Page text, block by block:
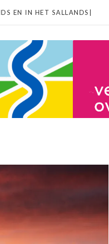
EN IN HET SALLANDS|